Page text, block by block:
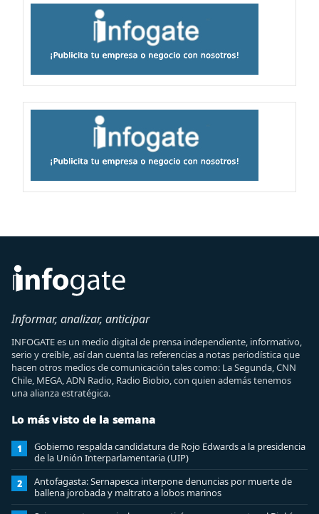
Informar, analizar, anticipar
INFOGATE es un medio digital de prensa independiente, informativo,
serio y creíble, así dan cuenta las referencias a notas periodística que
hacen otros medios de comunicación tales como: La Segunda, CNN
Chile, MEGA, ADN Radio, Radio Biobio, con quien además tenemos
una alianza estratégica.
Lo más visto de la semana
1
Gobierno respalda candidatura de Rojo Edwards a la presidencia
de la Unión Interparlamentaria (UIP)
2
Antofagasta: Sernapesca interpone denuncias por muerte de
ballena jorobada y maltrato a lobos marinos